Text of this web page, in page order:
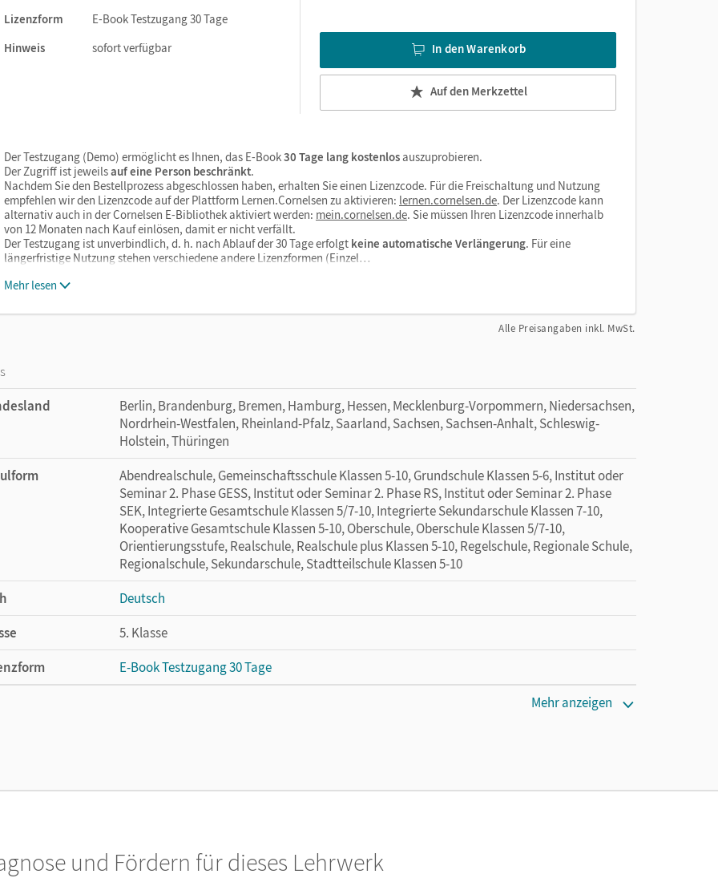
Lizenzform
E-Book Testzugang 30 Tage
Hinweis
sofort verfügbar In den Warenkorb
Auf den Merkzettel
Der Testzugang (Demo) ermöglicht es Ihnen, das E-Book30 Tage lang kostenlosauszuprobieren.
Der Zugriff ist jeweilsauf eine Person beschränkt.
Nachdem Sie den Bestellprozess abgeschlossen haben, erhalten Sie einen Lizenzcode. Für die Freischaltung und Nutzung
empfehlen wir den Lizenzcode auf der Plattform Lernen.Cornelsen zu aktivieren: lernen.cornelsen.de. Der Lizenzcode kann
alternativ auch in der Cornelsen E-Bibliothek aktiviert werden: mein.cornelsen.de. Sie müssen Ihren Lizenzcode innerhalb
von 12 Monaten nach Kauf einlösen, damit er nicht verfällt.
Der Testzugang ist unverbindlich, d. h. nach Ablauf der 30 Tage erfolgt keine automatische Verlängerung. Für eine
längerfristige Nutzung stehen verschiedene andere Lizenzformen (Einzel…
Mehr lesen
Alle Preisangaben inkl. MwSt.
Berlin, Brandenburg, Bremen, Hamburg, Hessen, Mecklenburg-Vorpommern, Niedersachsen,
Nordrhein-Westfalen, Rheinland-Pfalz, Saarland, Sachsen, Sachsen-Anhalt, Schleswig-
Holstein, Thüringen
Abendrealschule, Gemeinschaftsschule Klassen 5-10, Grundschule Klassen 5-6, Institut oder
Seminar 2. Phase GESS, Institut oder Seminar 2. Phase RS, Institut oder Seminar 2. Phase
SEK, Integrierte Gesamtschule Klassen 5/7-10, Integrierte Sekundarschule Klassen 7-10,
Kooperative Gesamtschule Klassen 5-10, Oberschule, Oberschule Klassen 5/7-10,
Orientierungsstufe, Realschule, Realschule plus Klassen 5-10, Regelschule, Regionale Schule,
Regionalschule, Sekundarschule, Stadtteilschule Klassen 5-10
Deutsch
5. Klasse
E-Book Testzugang 30 Tage
Mehr anzeigen
und Fördern für dieses Lehrwerk